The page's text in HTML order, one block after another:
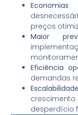
Economias
preços
Maior
Eficiência
demandas
desperdício